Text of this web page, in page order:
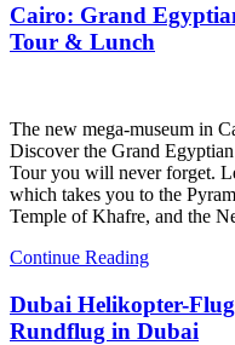
Cairo: Grand
Tour & Lunch
The new mega-museum in
Discover the Grand
Tour you will never forget.
which takes you to the
Temple of Khafre, and the
Continue Reading
Dubai Helikopter-
Rundflug in Dubai